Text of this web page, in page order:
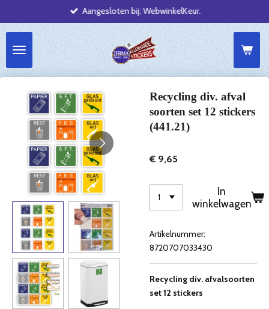
direct
de
hoofdinhoud
Aangesloten bij: WebwinkelKeur.
Recycling div. afval
soorten set 12 stickers
(441.21)
€ 9,65
In
winkelwagen
Artikelnummer:
8720707033430
Recycling div. afvalsoorten
set 12 stickers